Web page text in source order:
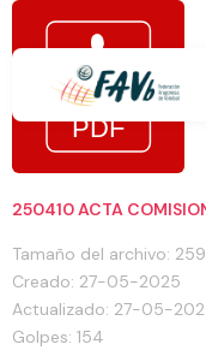
250410 ACTA
Tamaño del archivo:
Creado: 27-05-2025
Actualizado: 27-05-
Golpes: 154